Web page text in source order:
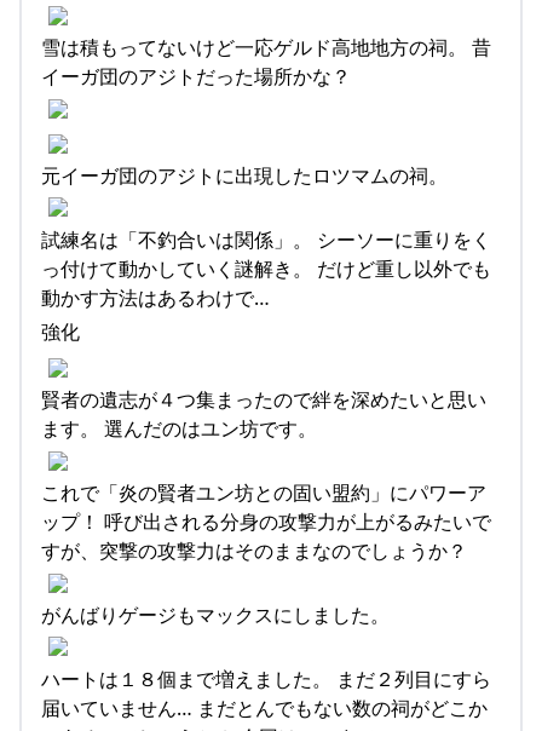
雪は積もってないけど一応ゲルド高地地方の祠。 昔
イーガ団のアジトだった場所かな？
元イーガ団のアジトに出現したロツマムの祠。
試練名は「不釣合いは関係」。 シーソーに重りをく
っ付けて動かしていく謎解き。 だけど重し以外でも
動かす方法はあるわけで…
強化
賢者の遺志が４つ集まったので絆を深めたいと思い
ます。 選んだのはユン坊です。
これで「炎の賢者ユン坊との固い盟約」にパワーア
ップ！ 呼び出される分身の攻撃力が上がるみたいで
すが、突撃の攻撃力はそのままなのでしょうか？
がんばりゲージもマックスにしました。
ハートは１８個まで増えました。 まだ２列目にすら
届いていません… まだとんでもない数の祠がどこか